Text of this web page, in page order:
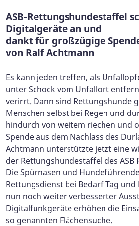
ASB-Rettungshundestaffel
Digitalgeräte an und
dankt für großzügige
von Ralf Achtmann
Es kann jeden treffen, als
unter Schock vom Unfallort
verirrt. Dann sind Rettungshunde
Menschen selbst bei Regen und
hindurch von weitem riechen und
Spende aus dem Nachlass des
Achtmann unterstützte jetzt eine
der Rettungshundestaffel des ASB
Die Spürnasen und
Rettungsdienst bei Bedarf Tag und
nun noch weiter verbesserter
Digitalfunkgeräte erhöhen die
so genannten Flächensuche.